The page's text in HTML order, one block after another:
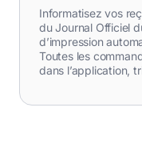
Informatisez vos
du Journal Officiel
d’impression
Toutes les
dans l’application,